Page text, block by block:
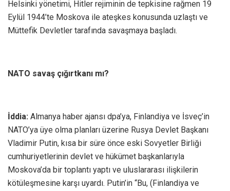
Helsinki yönetimi, Hitler rejiminin de tepkisine rağmen 19
Eylül 1944’te Moskova ile ateşkes konusunda uzlaştı ve
Müttefik Devletler tarafında savaşmaya başladı.
NATO savaş çığırtkanı mı?
İddia: Almanya haber ajansı dpa’ya, Finlandiya ve İsveç’in
NATO’ya üye olma planları üzerine Rusya Devlet Başkanı
Vladimir Putin, kısa bir süre önce eski Sovyetler Birliği
cumhuriyetlerinin devlet ve hükümet başkanlarıyla
Moskova’da bir toplantı yaptı ve uluslararası ilişkilerin
kötüleşmesine karşı uyardı. Putin’in “Bu, (Finlandiya ve